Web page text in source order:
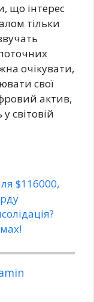
що інтерес
тільки
очікувати,
свої
актив,
світовій
$116000,